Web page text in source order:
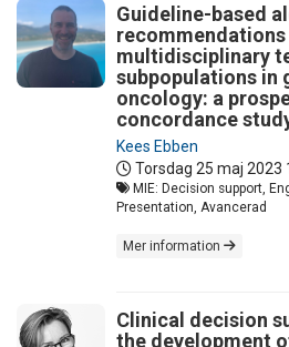
Guideline-based
recommendations
multidisciplinary
subpopulations in
oncology: a
concordance
Kees Ebben
Torsdag 25 maj 2023
MIE: Decision support,
Presentation, Avancerad
Mer information
Clinical decision
the development